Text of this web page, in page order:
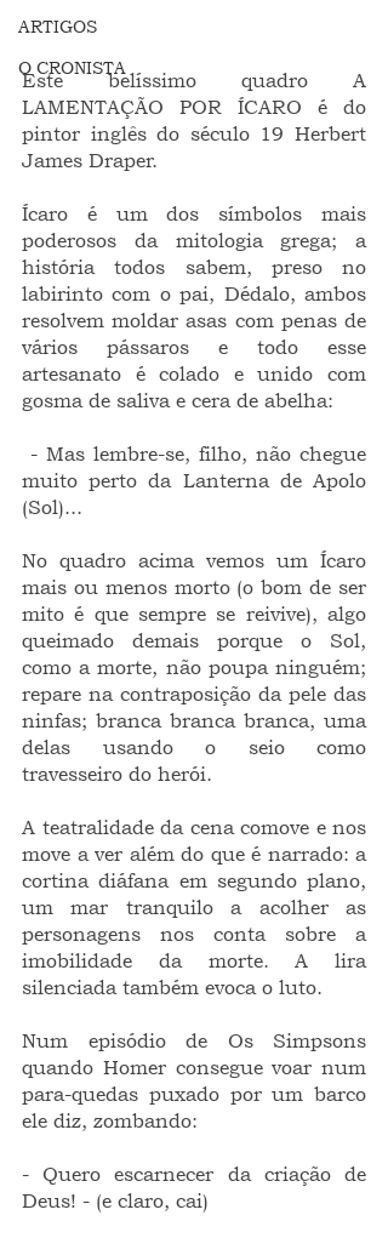
ARTIGOS
O CRONISTA
Este belíssimo quadro A
LAMENTAÇÃO POR ÍCARO é do
pintor inglês do século 19 Herbert
James Draper.
Ícaro é um dos símbolos mais
poderosos da mitologia grega; a
história todos sabem, preso no
labirinto com o pai, Dédalo, ambos
resolvem moldar asas com penas de
vários pássaros e todo esse
artesanato é colado e unido com
gosma de saliva e cera de abelha:
muito perto da Lanterna de Apolo
(Sol)...
No quadro acima vemos um Ícaro
mais ou menos morto (o bom de ser
mito é que sempre se reivive), algo
queimado demais porque o Sol,
como a morte, não poupa ninguém;
repare na contraposição da pele das
ninfas; branca branca branca, uma
delas usando o seio como
travesseiro do herói.
A teatralidade da cena comove e nos
move a ver além do que é narrado: a
cortina diáfana em segundo plano,
um mar tranquilo a acolher as
personagens nos conta sobre a
imobilidade da morte. A lira
silenciada também evoca o luto.
Num episódio de Os Simpsons
quando Homer consegue voar num
para-quedas puxado por um barco
ele diz, zombando:
- Quero escarnecer da criação de
Deus! - (e claro, cai)